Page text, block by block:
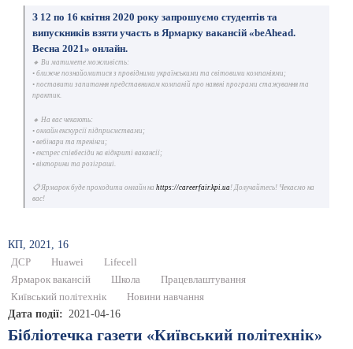
З 12 по 16 квітня 2020 року запрошуємо студентів та
випускників взяти участь в Ярмарку вакансій «beAhead.
Весна 2021» онлайн.
🔸 Ви матимете можливість:
• ближче познайомитися з провідними українськими та світовими компаніями;
• поставити запитання представникам компаній про наявні програми стажування та
практик.
🔸 На вас чекають:
• онлайн екскурсії підприємствами;
• вебінари та тренінги;
• експрес співбесіди на відкриті вакансії;
• вікторини та розіграші.
📋 Ярмарок буде проходити онлайн на https://careerfair.kpi.ua ! Долучайтесь! Чекаємо на
вас!
КП, 2021, 16
ДСР Huawei
Lifecell
Ярмарок вакансій
Школа
Працевлаштування
Київський політехнік
Новини навчання
Дата події 2021-04-16
Бібліотечка газети «Київський політехнік»